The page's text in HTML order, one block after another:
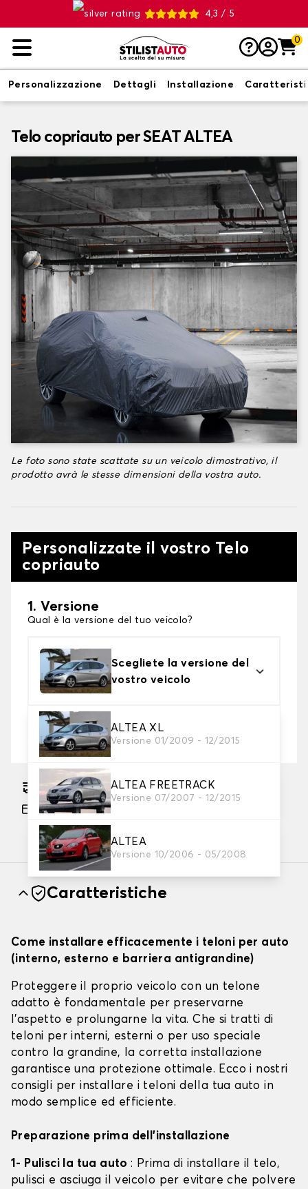
4,3 / 5
0
Personalizzazione Dettagli Installazione
Telo copriauto per SEAT ALTEA
Le foto sono state scattate su un veicolo dimostrativo, il
prodotto avrà le stesse dimensioni della vostra auto.
Personalizzate il vostro Telo
copriauto
1. Versione
Qual è la versione del tuo veicolo?
Scegliete la versione del
vostro veicolo
ALTEA XL
Versione 01/2009 - 12/2015
ALTEA FREETRACK
Versione 07/2007 - 12/2015
ALTEA
Versione 10/2006 - 05/2008
2. Livello di protezione
Scegli il telo protettivo adatto alle tue esigenze
Consegna gratuita stimata su 17/08/2026
Pagamento in 3x gratuito, a partire da 60 euro
Caratteristiche
Come installare efficacemente i teloni per auto
(interno, esterno e barriera antigrandine)
Proteggere il proprio veicolo con un telone
adatto è fondamentale per preservarne
l'aspetto e prolungarne la vita. Che si tratti di
teloni per interni, esterni o per uso speciale
contro la grandine, la corretta installazione
garantisce una protezione ottimale. Ecco i nostri
consigli per installare i teloni della tua auto in
modo semplice ed efficiente.
Preparazione prima dell'installazione
1- Pulisci la tua auto: Prima di installare il telo,
pulisci e asciuga il veicolo per evitare che polvere